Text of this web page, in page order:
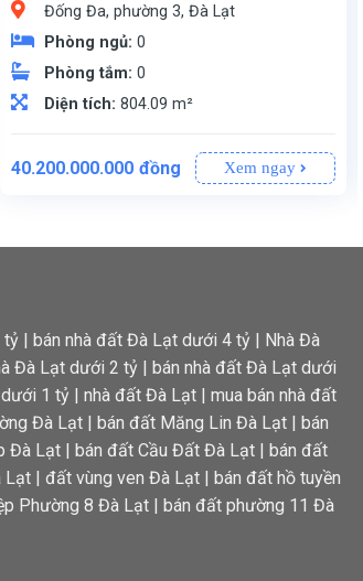
Đống Đa, phường 3, Đà Lạt
Phòng ngủ:0
Phòng tắm:0
Diện tích:804.09 m²
40.200.000.000 đồng Xem ngay
tỷ | bán nhà đất Đà Lạt dưới 4 tỷ | Nhà Đà
Đà Lạt dưới 2 tỷ | bán nhà đất Đà Lạt dưới
1 tỷ | nhà đất Đà Lạt | mua bán nhà đất
Đà Lạt | bán đất Măng Lin Đà Lạt | bán
Đà Lạt | bán đất Cầu Đất Đà Lạt | bán đất
Lạt | đất vùng ven Đà Lạt | bán đất hồ tuyền
Phường 8 Đà Lạt | bán đất phường 11 Đà